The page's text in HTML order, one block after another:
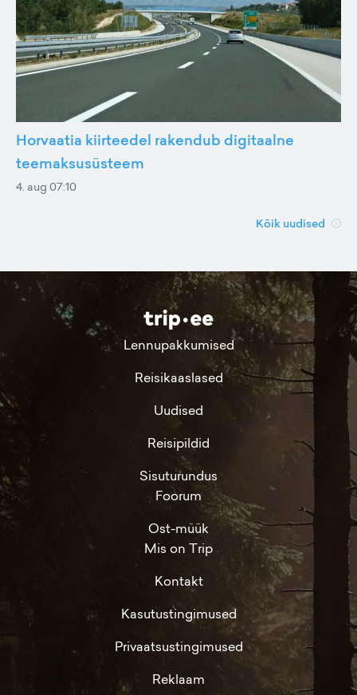
Horvaatia kiirteedel rakendub digitaalne
teemaksusüsteem
4. aug 07:10
Kõik uudised
Lennupakkumised
Reisikaaslased
Uudised
Reisipildid
Sisuturundus
Foorum
Ost-müük
Mis on Trip
Kontakt
Kasutustingimused
Privaatsustingimused
Reklaam